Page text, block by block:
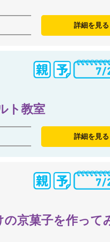
詳細を見る
ト教室
詳細を見る
京菓子を作って